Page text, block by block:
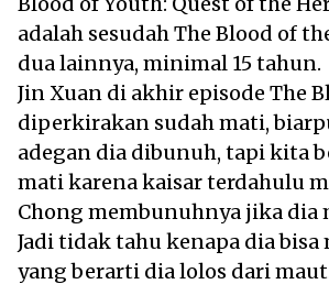
adalah sesudah The Blood of
dua lainnya, minimal 15 tahun.
Jin Xuan di akhir episode The
diperkirakan sudah mati,
adegan dia dibunuh, tapi kita
mati karena kaisar terdahulu
Chong membunuhnya jika dia
Jadi tidak tahu kenapa dia
yang berarti dia lolos dari